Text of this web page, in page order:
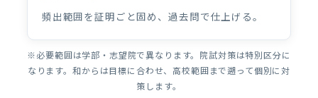
頻出範囲を証明ごと固め、過去問で仕上げる。
※必要範囲は学部・志望院で異なります。院試対策は特別区分に
なります。和からは目標に合わせ、高校範囲まで遡って個別に対
策します。